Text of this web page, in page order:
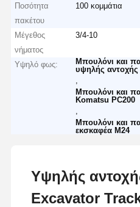
Ποσότητα
πακέτου
100 κομμάτια
Μέγεθος
νήματος
3/4-10
Υψηλό φως:
Μπουλόνι και
υψηλής αντοχής
Μπουλόνι και
Komatsu PC200
Μπουλόνι και
εκσκαφέα M24
Υψηλής
Excavator